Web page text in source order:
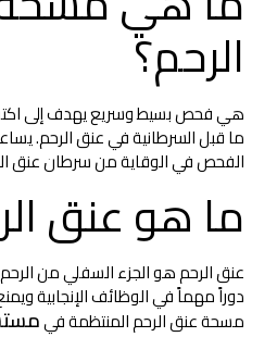
الرحم؟
هي فحص بسيط وسريع يهدف إلى اكتشاف
ما قبل السرطانية في عنق الرحم. يساعد
الفحص في الوقاية من سرطان عنق
ما هو عنق
عنق الرحم هو الجزء السفلي من الرحم
دوراً مهماً في الوظائف الإنجابية ويمنع
مسحة عنق الرحم المنتظمة فيمستشفى